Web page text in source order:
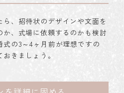
ら、招待状のデザインや文面を
、式場に依頼するのかも検討
式の3～4ヶ月前が理想ですの
きましょう。